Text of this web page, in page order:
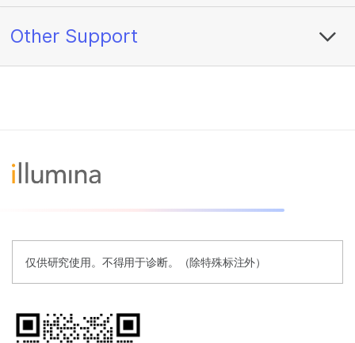
Other Support
仅供研究使用。不得用于诊断。（除特殊标注外）